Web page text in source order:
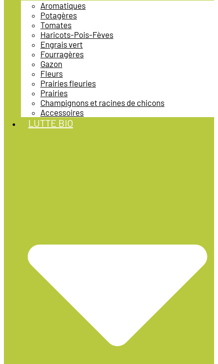
Aromatiques
Potagères
Tomates
Haricots-Pois-Fèves
Engrais vert
Fourragères
Gazon
Fleurs
Prairies fleuries
Prairies
Champignons et racines de chicons
Accessoires
LUTTE BIO